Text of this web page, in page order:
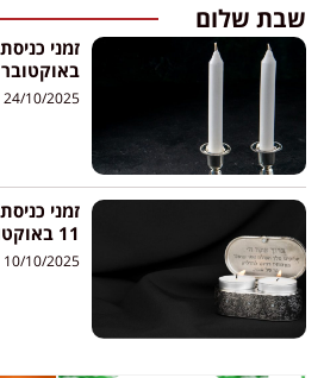
שבת שלום
באוקטובר 2025 ופרשת השבוע
24/10/2025
11 באוקטובר 2025
10/10/2025